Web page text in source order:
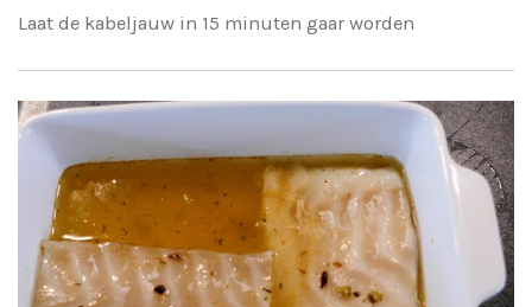
Laat de kabeljauw in 15 minuten gaar worden